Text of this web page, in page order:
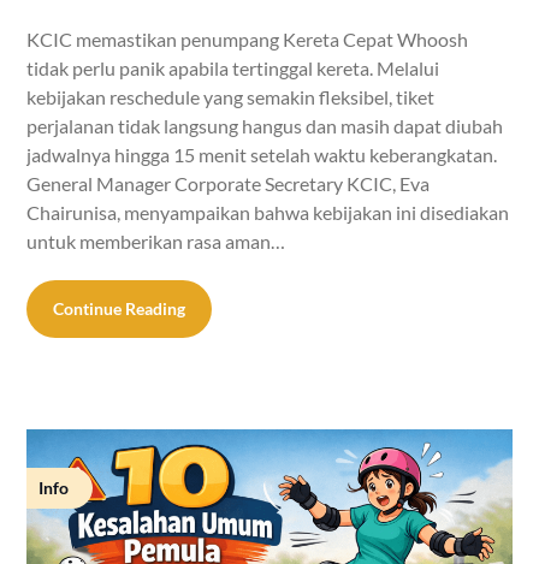
KCIC memastikan penumpang Kereta Cepat Whoosh
tidak perlu panik apabila tertinggal kereta. Melalui
kebijakan reschedule yang semakin fleksibel, tiket
perjalanan tidak langsung hangus dan masih dapat diubah
jadwalnya hingga 15 menit setelah waktu keberangkatan.
General Manager Corporate Secretary KCIC, Eva
Chairunisa, menyampaikan bahwa kebijakan ini disediakan
untuk memberikan rasa aman…
Continue Reading
Info